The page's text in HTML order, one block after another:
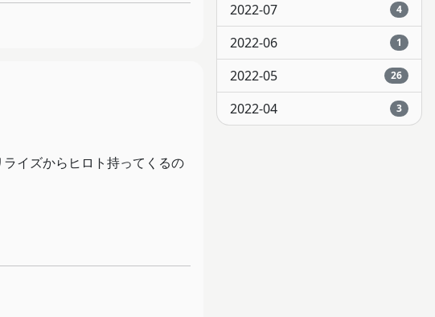
イズからヒロト持ってくるの
2022-07 4
2022-06 1
2022-05 26
2022-04 3